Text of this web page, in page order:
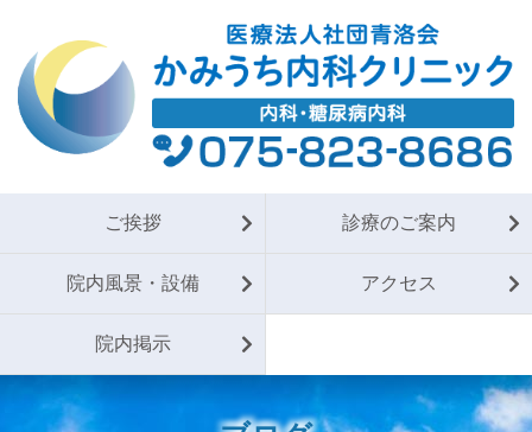
ご挨拶 診療のご案内
院内風景・設備 アクセス
院内掲示